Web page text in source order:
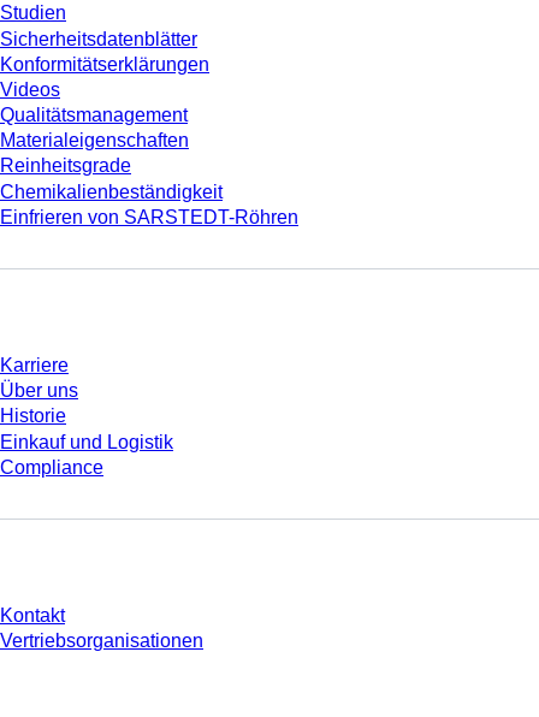
Studien
Sicherheitsdatenblätter
Konformitätserklärungen
Videos
Qualitätsmanagement
Materialeigenschaften
Reinheitsgrade
Chemikalienbeständigkeit
Einfrieren von SARSTEDT-Röhren
Karriere
Über uns
Historie
Einkauf und Logistik
Compliance
Kontakt
Vertriebsorganisationen